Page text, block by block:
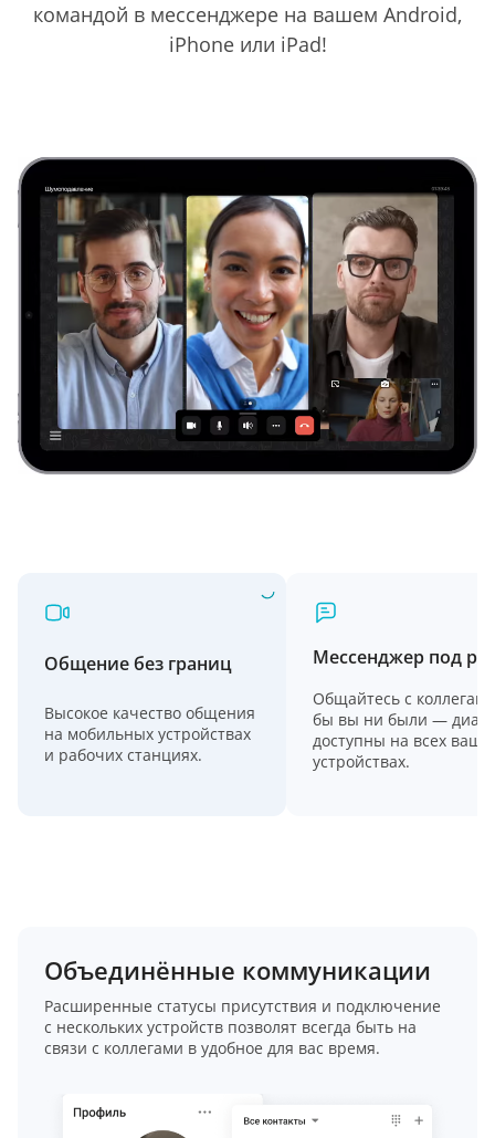
командой в мессенджере на вашем Android,
iPhone или iPad!
Общение без границ
Высокое качество общения
на мобильных устройствах
и рабочих станциях.
Мессенджер под
Общайтесь с
бы вы ни были —
доступны на всех
устройствах.
Объединённые коммуникации
Расширенные статусы присутствия и подключение
с нескольких устройств позволят всегда быть на
связи с коллегами в удобное для вас время.